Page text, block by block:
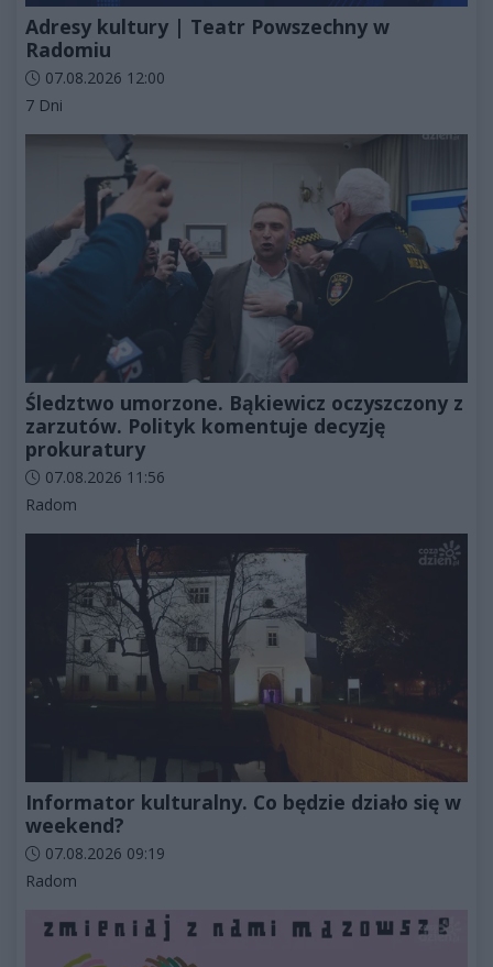
Adresy kultury | Teatr Powszechny w
Radomiu
Data dodania artykułu:
07.08.2026 12:00
Kategorie artykułu:
7 Dni
Śledztwo umorzone. Bąkiewicz oczyszczony z
zarzutów. Polityk komentuje decyzję
prokuratury
Data dodania artykułu:
07.08.2026 11:56
Kategorie artykułu:
Radom
Informator kulturalny. Co będzie działo się w
weekend?
Data dodania artykułu:
07.08.2026 09:19
Kategorie artykułu:
Radom